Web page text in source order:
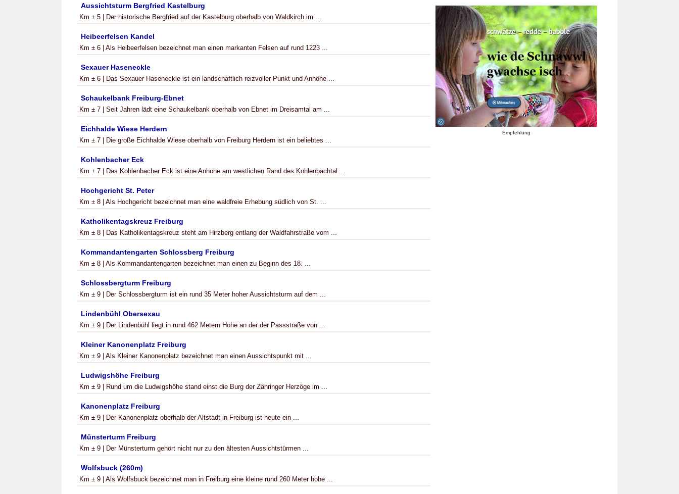
Aussichtsturm Bergfried Kastelburg
Km ± 5 | Der historische Bergfried auf der Kastelburg oberhalb von Waldkirch im ...
Heibeerfelsen Kandel
Km ± 6 | Als Heibeerfelsen bezeichnet man einen markanten Felsen auf rund 1223 ...
Sexauer Haseneckle
Km ± 6 | Das Sexauer Haseneckle ist ein landschaftlich reizvoller Punkt und Anhöhe ...
Schaukelbank Freiburg-Ebnet
Km ± 7 | Seit Jahren lädt eine Schaukelbank oberhalb von Ebnet im Dreisamtal am ...
Eichhalde Wiese Herdern
Km ± 7 | Die große Eichhalde Wiese oberhalb von Freiburg Herdern ist ein beliebtes ...
Kohlenbacher Eck
Km ± 7 | Das Kohlenbacher Eck ist eine Anhöhe am westlichen Rand des Kohlenbachtal ...
Hochgericht St. Peter
Km ± 8 | Als Hochgericht bezeichnet man eine waldfreie Erhebung südlich von St. ...
Katholikentagskreuz Freiburg
Km ± 8 | Das Katholikentagskreuz steht am Hirzberg entlang der Waldfahrstraße vom ...
Kommandantengarten Schlossberg Freiburg
Km ± 8 | Als Kommandantengarten bezeichnet man einen zu Beginn des 18. ...
Schlossbergturm Freiburg
Km ± 9 | Der Schlossbergturm ist ein rund 35 Meter hoher Aussichtsturm auf dem ...
Lindenbühl Obersexau
Km ± 9 | Der Lindenbühl liegt in rund 462 Metern Höhe an der der Passstraße von ...
Kleiner Kanonenplatz Freiburg
Km ± 9 | Als Kleiner Kanonenplatz bezeichnet man einen Aussichtspunkt mit ...
Ludwigshöhe Freiburg
Km ± 9 | Rund um die Ludwigshöhe stand einst die Burg der Zähringer Herzöge im ...
Kanonenplatz Freiburg
Km ± 9 | Der Kanonenplatz oberhalb der Altstadt in Freiburg ist heute ein ...
Münsterturm Freiburg
Km ± 9 | Der Münsterturm gehört nicht nur zu den ältesten Aussichtstürmen ...
Wolfsbuck (260m)
Km ± 9 | Als Wolfsbuck bezeichnet man in Freiburg eine kleine rund 260 Meter hohe ...
Empfehlung